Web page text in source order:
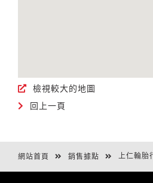
檢視較大的地圖
回上一頁
網站首頁 銷售據點 上仁輪胎